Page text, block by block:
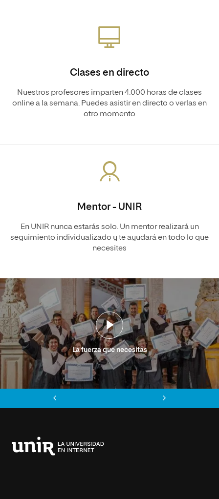
Clases en directo
Nuestros profesores imparten 4.000 horas de clases
online a la semana. Puedes asistir en directo o verlas en
otro momento
Mentor - UNIR
En UNIR nunca estarás solo. Un mentor realizará un
seguimiento individualizado y te ayudará en todo lo que
necesites
La fuerza que necesitas